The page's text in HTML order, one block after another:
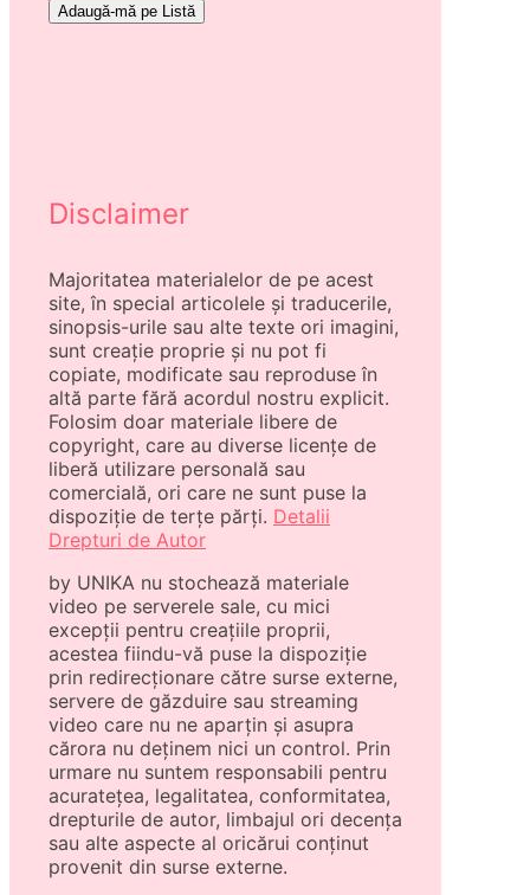
Disclaimer
Majoritatea materialelor de pe acest
site, în special articolele și traducerile,
sinopsis-urile sau alte texte ori imagini,
sunt creație proprie și nu pot fi
copiate, modificate sau reproduse în
altă parte fără acordul nostru explicit.
Folosim doar materiale libere de
copyright, care au diverse licențe de
liberă utilizare personală sau
comercială, ori care ne sunt puse la
dispoziție de terțe părți. Detalii
Drepturi de Autor
by UNIKA nu stochează materiale
video pe serverele sale, cu mici
excepții pentru creațiile proprii,
acestea fiindu-vă puse la dispoziție
prin redirecționare către surse externe,
servere de găzduire sau streaming
video care nu ne aparțin și asupra
cărora nu deținem nici un control. Prin
urmare nu suntem responsabili pentru
acuratețea, legalitatea, conformitatea,
drepturile de autor, limbajul ori decența
sau alte aspecte al oricărui conținut
provenit din surse externe.